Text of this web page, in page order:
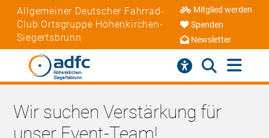
Allgemeiner Deutscher Fahrrad-
Club Ortsgruppe Höhenkirchen-
Siegertsbrunn
Mitglied werden
Spenden
Newsletter
Wir suchen Verstärkung für
unser Event-Team!